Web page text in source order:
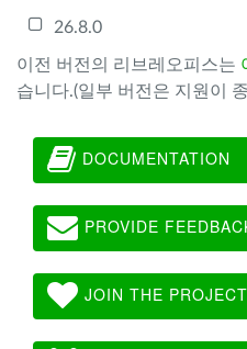
26.8.0
이전 버전의 리브레오피스는
습니다.(일부 버전은 지원이
DOCUMENTATION
PROVIDE
JOIN THE